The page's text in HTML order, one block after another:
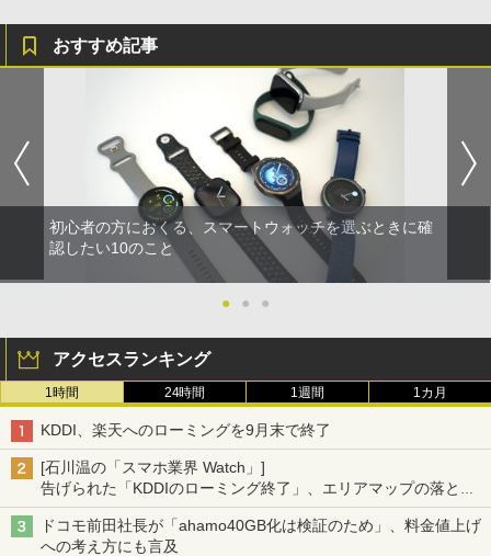
おすすめ記事
初心者の方におくる、スマートウォッチを選ぶときに確
認したい10のこと
● ● ●
アクセスランキング
1時間 24時間 1週間 1カ月
KDDI、楽天へのローミングを9月末で終了
[石川温の「スマホ業界 Watch」]
告げられた「KDDIのローミング終了」、エリアマップの落とし
穴と楽天モバイルの課題
ドコモ前田社長が「ahamo40GB化は検証のため」、料金値上げ
への考え方にも言及